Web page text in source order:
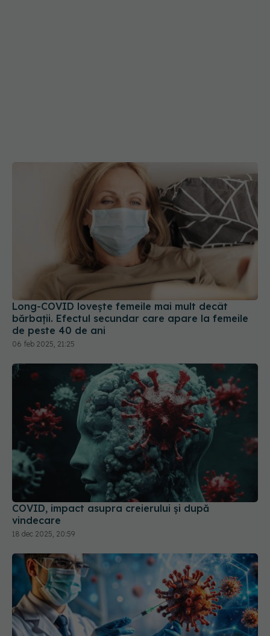
Long-COVID lovește femeile mai mult decât
bărbații. Efectul secundar care apare la femeile
de peste 40 de ani
06 feb 2025, 21:25
COVID, impact asupra creierului și după
vindecare
18 dec 2025, 20:59